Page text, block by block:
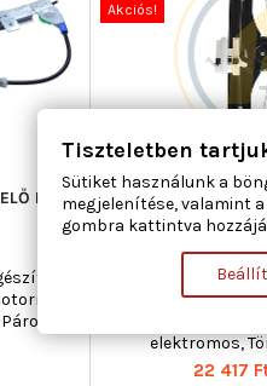
BAL
Akciós!
AC ROLCAR
Ajtók száma : 2,
Kiegészítő
elektromos,
Ár
22 417
Tiszteletben
Sütiket használunk a
megjelenítése, valamint a
gombra kattintva